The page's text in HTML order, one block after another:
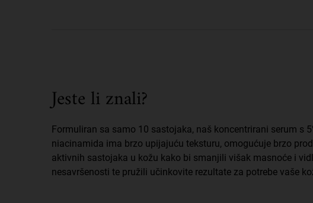
Jeste li znali?
Formuliran sa samo 10 sastojaka, naš koncentrirani serum s
niacinamida ima brzo upijajuću teksturu, omogućuje brzo
aktivnih sastojaka u kožu kako bi smanjili višak masnoće i
nesavršenosti te pružili učinkovite rezultate za potrebe vaše